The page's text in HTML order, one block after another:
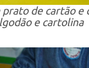
prato de cartão e
e cartolina